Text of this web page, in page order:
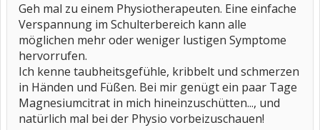
Geh mal zu einem Physiotherapeuten. Eine einfache
Verspannung im Schulterbereich kann alle
möglichen mehr oder weniger lustigen Symptome
hervorrufen.
Ich kenne taubheitsgefühle, kribbelt und schmerzen
in Händen und Füßen. Bei mir genügt ein paar Tage
Magnesiumcitrat in mich hineinzuschütten..., und
natürlich mal bei der Physio vorbeizuschauen!